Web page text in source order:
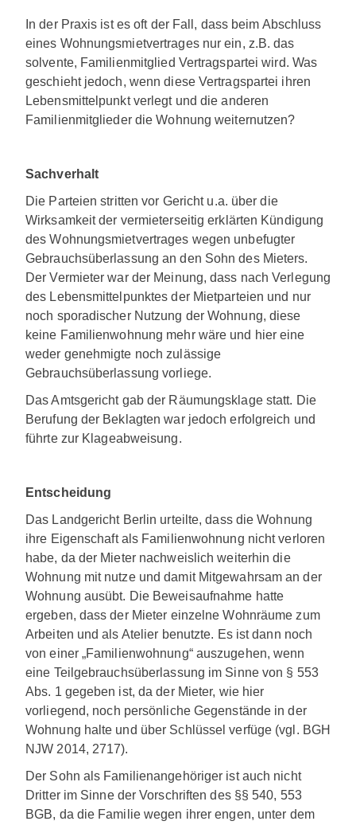
In der Praxis ist es oft der Fall, dass beim Abschluss
eines Wohnungsmietvertrages nur ein, z.B. das
solvente, Familienmitglied Vertragspartei wird. Was
geschieht jedoch, wenn diese Vertragspartei ihren
Lebensmittelpunkt verlegt und die anderen
Familienmitglieder die Wohnung weiternutzen?
Sachverhalt
Die Parteien stritten vor Gericht u.a. über die
Wirksamkeit der vermieterseitig erklärten Kündigung
des Wohnungsmietvertrages wegen unbefugter
Gebrauchsüberlassung an den Sohn des Mieters.
Der Vermieter war der Meinung, dass nach Verlegung
des Lebensmittelpunktes der Mietparteien und nur
noch sporadischer Nutzung der Wohnung, diese
keine Familienwohnung mehr wäre und hier eine
weder genehmigte noch zulässige
Gebrauchsüberlassung vorliege.
Das Amtsgericht gab der Räumungsklage statt. Die
Berufung der Beklagten war jedoch erfolgreich und
führte zur Klageabweisung.
Entscheidung
Das Landgericht Berlin urteilte, dass die Wohnung
ihre Eigenschaft als Familienwohnung nicht verloren
habe, da der Mieter nachweislich weiterhin die
Wohnung mit nutze und damit Mitgewahrsam an der
Wohnung ausübt. Die Beweisaufnahme hatte
ergeben, dass der Mieter einzelne Wohnräume zum
Arbeiten und als Atelier benutzte. Es ist dann noch
von einer „Familienwohnung“ auszugehen, wenn
eine Teilgebrauchsüberlassung im Sinne von § 553
Abs. 1 gegeben ist, da der Mieter, wie hier
vorliegend, noch persönliche Gegenstände in der
Wohnung halte und über Schlüssel verfüge (vgl. BGH
NJW 2014, 2717).
Der Sohn als Familienangehöriger ist auch nicht
Dritter im Sinne der Vorschriften des §§ 540, 553
BGB, da die Familie wegen ihrer engen, unter dem